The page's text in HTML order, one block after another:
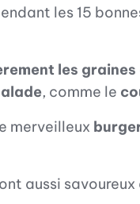
les 15
les graines
, comme le
merveilleux
aussi